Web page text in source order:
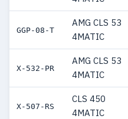
GGP-08-T
AMG CLS 53
4MATIC
X-532-PR
AMG CLS 53
4MATIC
X-507-RS
CLS 450
4MATIC